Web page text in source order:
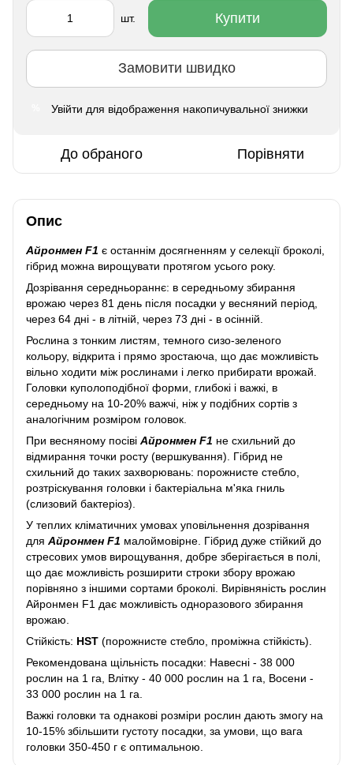
шт. Купити
Замовити швидко
Увійти для відображення накопичувальної знижки
До обраного Порівняти
Опис
Айронмен F1 є останнім досягненням у селекції броколі,
гібрид можна вирощувати протягом усього року.
Дозрівання середньораннє: в середньому збирання
врожаю через 81 день після посадки у весняний період,
через 64 дні - в літній, через 73 дні - в осінній.
Рослина з тонким листям, темного сизо-зеленого
кольору, відкрита і прямо зростаюча, що дає можливість
вільно ходити між рослинами і легко прибирати врожай.
Головки куполоподібної форми, глибокі і важкі, в
середньому на 10-20% важчі, ніж у подібних сортів з
аналогічним розміром головок.
При весняному посіві Айронмен F1 не схильний до
відмирання точки росту (вершкування). Гібрид не
схильний до таких захворювань: порожнисте стебло,
розтріскування головки і бактеріальна м'яка гниль
(слизовий бактеріоз).
У теплих кліматичних умовах уповільнення дозрівання
для Айронмен F1 малоймовірне. Гібрид дуже стійкий до
стресових умов вирощування, добре зберігається в полі,
що дає можливість розширити строки збору врожаю
порівняно з іншими сортами броколі. Вирівняність рослин
Айронмен F1 дає можливість одноразового збирання
врожаю.
Стійкість: HST (порожнисте стебло, проміжна стійкість).
Рекомендована щільність посадки: Навесні - 38 000
рослин на 1 га, Влітку - 40 000 рослин на 1 га, Восени -
33 000 рослин на 1 га.
Важкі головки та однакові розміри рослин дають змогу на
10-15% збільшити густоту посадки, за умови, що вага
головки 350-450 г є оптимальною.